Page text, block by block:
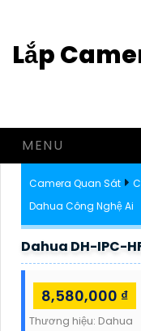
Lắp
MENU
Camera Quan Sát
Dahua Công Nghệ Ai
Dahua DH-IPC-
8,580,000 ₫
Thương hiệu: Dahua